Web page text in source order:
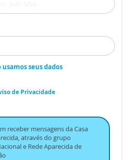
seus dados
de Privacidade
receber mensagens da Casa
através do grupo
e Rede Aparecida de